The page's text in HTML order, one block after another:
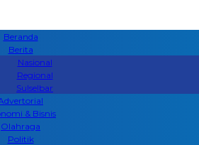
Beranda
Berita
Nasional
Regional
Sulselbar
& Bisnis
Olahraga
Politik